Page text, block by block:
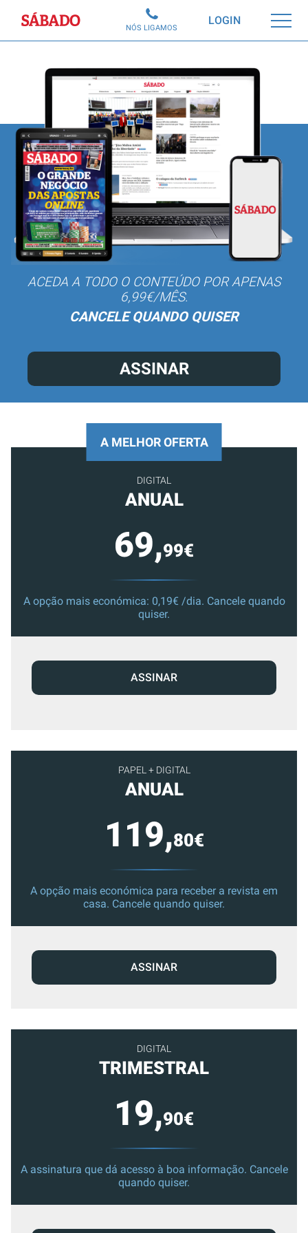
Sábado LOGIN
NÓS LIGAMOS
ACEDA A TODO O CONTEÚDO POR APENAS
6,99€/MÊS.
CANCELE QUANDO QUISER
ASSINAR
PAPEL + DIGITAL
ANUAL
119,80€
A opção mais económica para receber a revista em
casa. Cancele quando quiser.
ASSINAR
DIGITAL
TRIMESTRAL
19,90€
A assinatura que dá acesso à boa informação. Cancele
quando quiser.
A MELHOR OFERTA
DIGITAL
ANUAL
69,99€
A opção mais económica: 0,19€ /dia. Cancele quando
quiser.
ASSINAR